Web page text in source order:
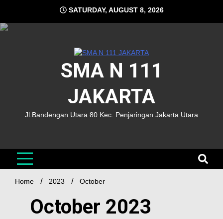
SATURDAY, AUGUST 8, 2026
SMA N 111
JAKARTA
Jl.Bandengan Utara 80 Kec. Penjaringan Jakarta Utara
Home 2023 October
October 2023